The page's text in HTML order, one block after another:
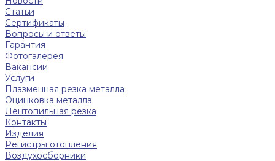
Статьи
Сертификаты
Вопросы и ответы
Гарантия
Фотогалерея
Вакансии
Услуги
Плазменная резка металла
Оцинковка металла
Лентопильная резка
Контакты
Изделия
Регистры отопления
Воздухосборники